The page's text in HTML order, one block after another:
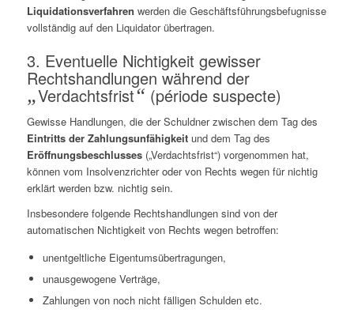
Liquidationsverfahren werden die Geschäftsführungsbefugnisse
vollständig auf den Liquidator übertragen.
3. Eventuelle Nichtigkeit gewisser
Rechtshandlungen während der
„Verdachtsfrist“ (période suspecte)
Gewisse Handlungen, die der Schuldner zwischen dem Tag des
Eintritts der Zahlungsunfähigkeitund dem Tag des
Eröffnungsbeschlusses(„Verdachtsfrist“) vorgenommen hat,
können vom Insolvenzrichter oder von Rechts wegen für nichtig
erklärt werden bzw. nichtig sein.
Insbesondere folgende Rechtshandlungen sind von der
automatischen Nichtigkeit von Rechts wegen betroffen:
unentgeltliche Eigentumsübertragungen,
unausgewogene Verträge,
Zahlungen von noch nicht fälligen Schulden etc.